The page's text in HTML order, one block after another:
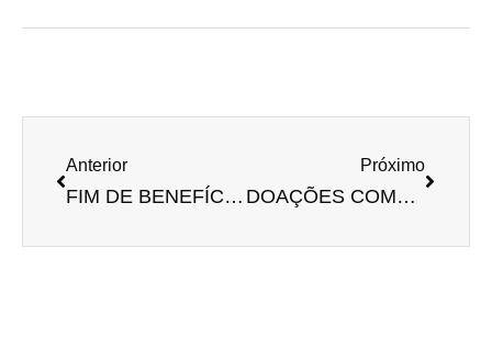
Anterior
FIM DE BENEFÍCIOS FISCAIS PARA O SETOR DE EVENTOS É TEMA DE AUDIÊNCIA NA CÂMARA
Próximo
DOAÇÕES COMO INCENTIVO À FILANTROPIA